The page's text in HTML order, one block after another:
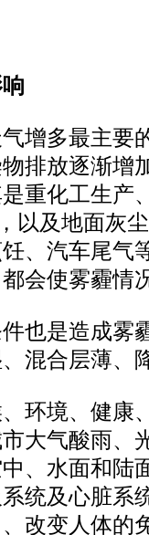
多最主要
排放逐渐增
重化工生产
以及地面灰
、汽车尾气
会使雾霾情
是造成雾
混合层薄、
境、健康
大气酸雨、
、水面和陆
统及心脏系
改变人体的